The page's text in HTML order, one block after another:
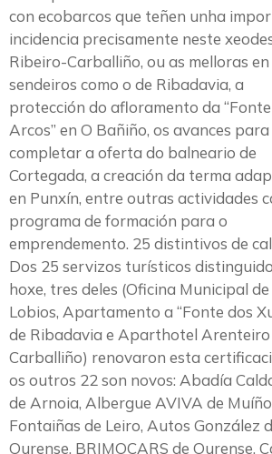
con ecobarcos que teñen unha
incidencia precisamente neste
Ribeiro-Carballiño, ou as melloras en
sendeiros como o de Ribadavia, a
protección do afloramento da
Arcos” en O Bañiño, os avances para
completar a oferta do balneario de
Cortegada, a creación da terma
en Punxín, entre outras actividades
programa de formación para o
emprendemento. 25 distintivos de
Dos 25 servizos turísticos
hoxe, tres deles (Oficina Municipal de
Lobios, Apartamento a “Fonte dos
de Ribadavia e Aparthotel Arenteiro
Carballiño) renovaron esta
os outros 22 son novos: Abadía
de Arnoia, Albergue AVIVA de
Fontaiñas de Leiro, Autos González
Ourense, BRIMOCARS de Ourense,